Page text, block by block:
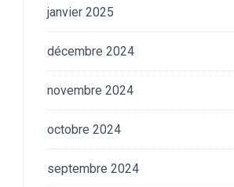
janvier 2025
décembre 2024
novembre 2024
octobre 2024
septembre 2024